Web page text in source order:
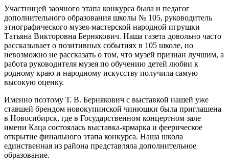
Участницей заочного этапа конкурса была и педагог
дополнительного образования школы № 105, руководитель
этнографического музея-мастерской народной игрушки
Татьяна Викторовна Бернякович. Наша газета довольно часто
рассказывает о позитивных событиях в 105 школе, но
невозможно не рассказать о том, что музей признан лучшим, а
работа руководителя музея по обучению детей любви к
родному краю и народному искусству получила самую
высокую оценку.
Именно поэтому Т. В. Бернякович с выставкой нашей уже
ставшей брендом новокупинской чинюшки была приглашена
в Новосибирск, где в Государственном концертном зале
имени Каца состоялась выставка-ярмарка и феерическое
открытие финального этапа конкурса. Наша школа
единственная из района представляла дополнительное
образование.